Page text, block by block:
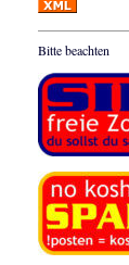
Bitte beachten